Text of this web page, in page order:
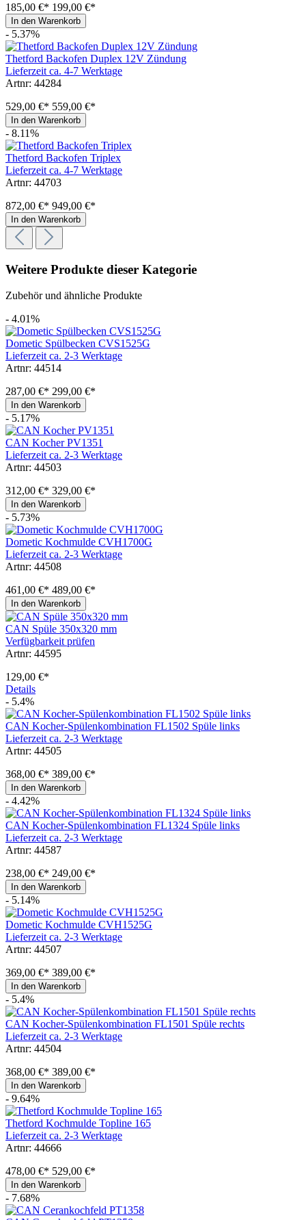
185,00 €* 199,00 €*
In den Warenkorb
- 5.37%
Thetford Backofen Duplex 12V Zündung
Lieferzeit ca. 4-7 Werktage
Artnr: 44284
529,00 €* 559,00 €*
In den Warenkorb
- 8.11%
Thetford Backofen Triplex
Lieferzeit ca. 4-7 Werktage
Artnr: 44703
872,00 €* 949,00 €*
In den Warenkorb
Weitere Produkte dieser Kategorie
Zubehör und ähnliche Produkte
- 4.01%
Dometic Spülbecken CVS1525G
Lieferzeit ca. 2-3 Werktage
Artnr: 44514
287,00 €* 299,00 €*
In den Warenkorb
- 5.17%
CAN Kocher PV1351
Lieferzeit ca. 2-3 Werktage
Artnr: 44503
312,00 €* 329,00 €*
In den Warenkorb
- 5.73%
Dometic Kochmulde CVH1700G
Lieferzeit ca. 2-3 Werktage
Artnr: 44508
461,00 €* 489,00 €*
In den Warenkorb
CAN Spüle 350x320 mm
Verfügbarkeit prüfen
Artnr: 44595
129,00 €*
Details
- 5.4%
CAN Kocher-Spülenkombination FL1502 Spüle links
Lieferzeit ca. 2-3 Werktage
Artnr: 44505
368,00 €* 389,00 €*
In den Warenkorb
- 4.42%
CAN Kocher-Spülenkombination FL1324 Spüle links
Lieferzeit ca. 2-3 Werktage
Artnr: 44587
238,00 €* 249,00 €*
In den Warenkorb
- 5.14%
Dometic Kochmulde CVH1525G
Lieferzeit ca. 2-3 Werktage
Artnr: 44507
369,00 €* 389,00 €*
In den Warenkorb
- 5.4%
CAN Kocher-Spülenkombination FL1501 Spüle rechts
Lieferzeit ca. 2-3 Werktage
Artnr: 44504
368,00 €* 389,00 €*
In den Warenkorb
- 9.64%
Thetford Kochmulde Topline 165
Lieferzeit ca. 2-3 Werktage
Artnr: 44666
478,00 €* 529,00 €*
In den Warenkorb
- 7.68%